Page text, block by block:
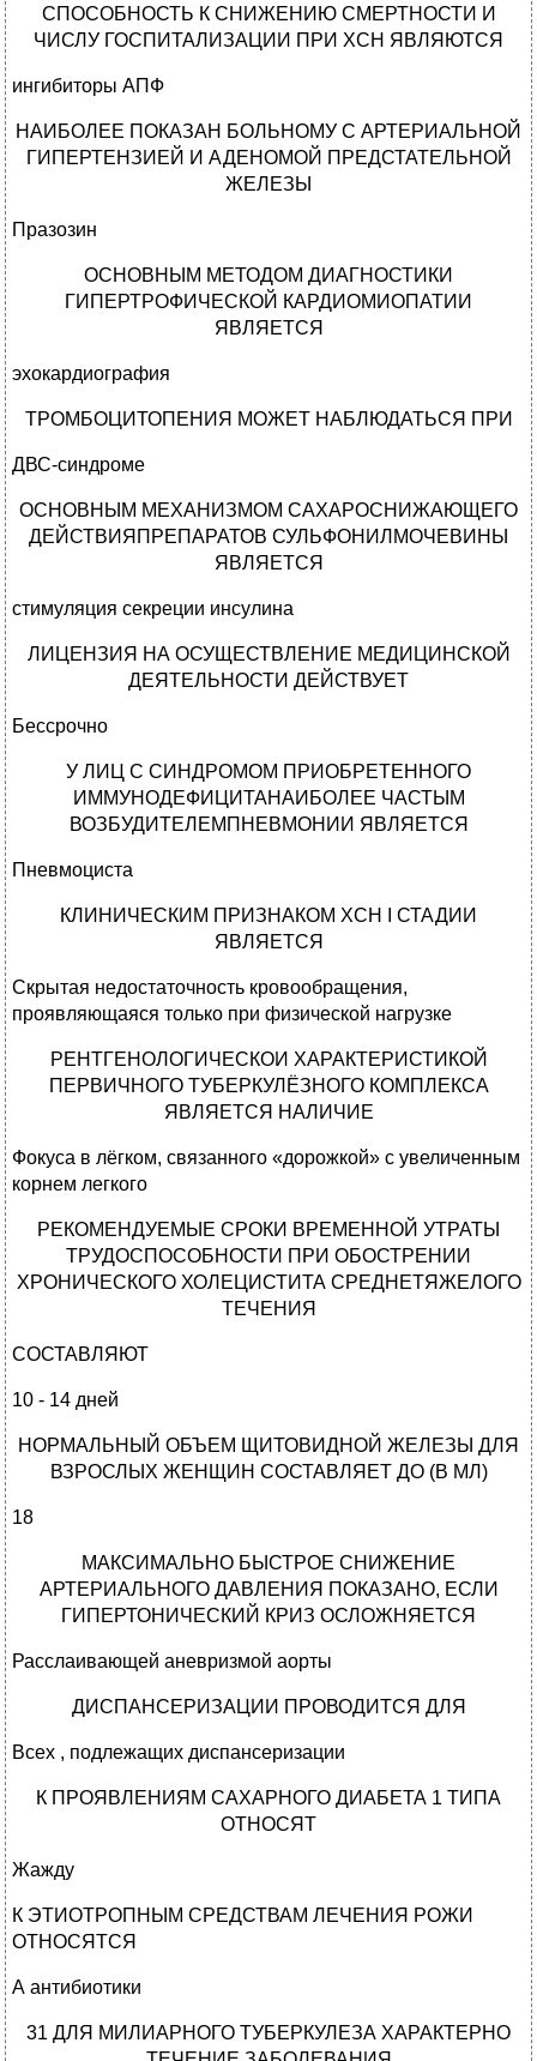
СПОСОБНОСТЬ К СНИЖЕНИЮ СМЕРТНОСТИ И
ЧИСЛУ ГОСПИТАЛИЗАЦИИ ПРИ XCH ЯВЛЯЮТСЯ
ингибиторы АПФ
НАИБОЛЕЕ ПОКАЗАН БОЛЬНОМУ С АРТЕРИАЛЬНОЙ
ГИПЕРТЕНЗИЕЙ И АДЕНОМОЙ ПРЕДСТАТЕЛЬНОЙ
ЖЕЛЕЗЫ
Празозин
ОСНОВНЫМ МЕТОДОМ ДИАГНОСТИКИ
ГИПЕРТРОФИЧЕСКОЙ КАРДИОМИОПАТИИ
ЯВЛЯЕТСЯ
эхокардиография
ТРОМБОЦИТОПЕНИЯ МОЖЕТ НАБЛЮДАТЬСЯ ПРИ
ДВС-синдроме
ОСНОВНЫМ МЕХАНИЗМОМ САХАРОСНИЖАЮЩЕГО
ДЕЙСТВИЯПРЕПАРАТОВ СУЛЬФОНИЛМОЧЕВИНЫ
ЯВЛЯЕТСЯ
стимуляция секреции инсулина
ЛИЦЕНЗИЯ НА ОСУЩЕСТВЛЕНИЕ МЕДИЦИНСКОЙ
ДЕЯТЕЛЬНОСТИ ДЕЙСТВУЕТ
Бессрочно
У ЛИЦ С СИНДРОМОМ ПРИОБРЕТЕННОГО
ИММУНОДЕФИЦИТАНАИБОЛЕЕ ЧАСТЫМ
ВОЗБУДИТЕЛЕМПНЕВМОНИИ ЯВЛЯЕТСЯ
Пневмоциста
КЛИНИЧЕСКИМ ПРИЗНАКОМ XCH I СТАДИИ
ЯВЛЯЕТСЯ
Скрытая недостаточность кровообращения,
проявляющаяся только при физической нагрузке
РЕНТГЕНОЛОГИЧЕСКОИ ХАРАКТЕРИСТИКОЙ
ПЕРВИЧНОГО ТУБЕРКУЛЁЗНОГО КОМПЛЕКСА
ЯВЛЯЕТСЯ НАЛИЧИЕ
Фокуса в лёгком, связанного «дорожкой» с увеличенным
корнем легкого
РЕКОМЕНДУЕМЫЕ СРОКИ ВРЕМЕННОЙ УТРАТЫ
ТРУДОСПОСОБНОСТИ ПРИ ОБОСТРЕНИИ
ХРОНИЧЕСКОГО ХОЛЕЦИСТИТА СРЕДНЕТЯЖЕЛОГО
ТЕЧЕНИЯ
СОСТАВЛЯЮТ
10 - 14 дней
НОРМАЛЬНЫЙ ОБЪЕМ ЩИТОВИДНОЙ ЖЕЛЕЗЫ ДЛЯ
ВЗРОСЛЫХ ЖЕНЩИН СОСТАВЛЯЕТ ДО (В МЛ)
18
МАКСИМАЛЬНО БЫСТРОЕ СНИЖЕНИЕ
АРТЕРИАЛЬНОГО ДАВЛЕНИЯ ПОКАЗАНО, ЕСЛИ
ГИПЕРТОНИЧЕСКИЙ КРИЗ ОСЛОЖНЯЕТСЯ
Расслаивающей аневризмой аорты
ДИСПАНСЕРИЗАЦИИ ПРОВОДИТСЯ ДЛЯ
Всех , подлежащих диспансеризации
К ПРОЯВЛЕНИЯМ САХАРНОГО ДИАБЕТА 1 ТИПА
ОТНОСЯТ
Жажду
К ЭТИОТРОПНЫМ СРЕДСТВАМ ЛЕЧЕНИЯ РОЖИ
ОТНОСЯТСЯ
А антибиотики
31 ДЛЯ МИЛИАРНОГО ТУБЕРКУЛЕЗА ХАРАКТЕРНО